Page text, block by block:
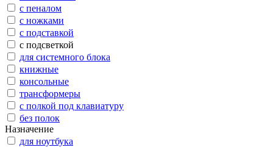
с пеналом
с ножками
с подставкой
с подсветкой
для системного блока
книжные
консольные
трансформеры
с полкой под клавиатуру
без полок
Назначение
для ноутбука